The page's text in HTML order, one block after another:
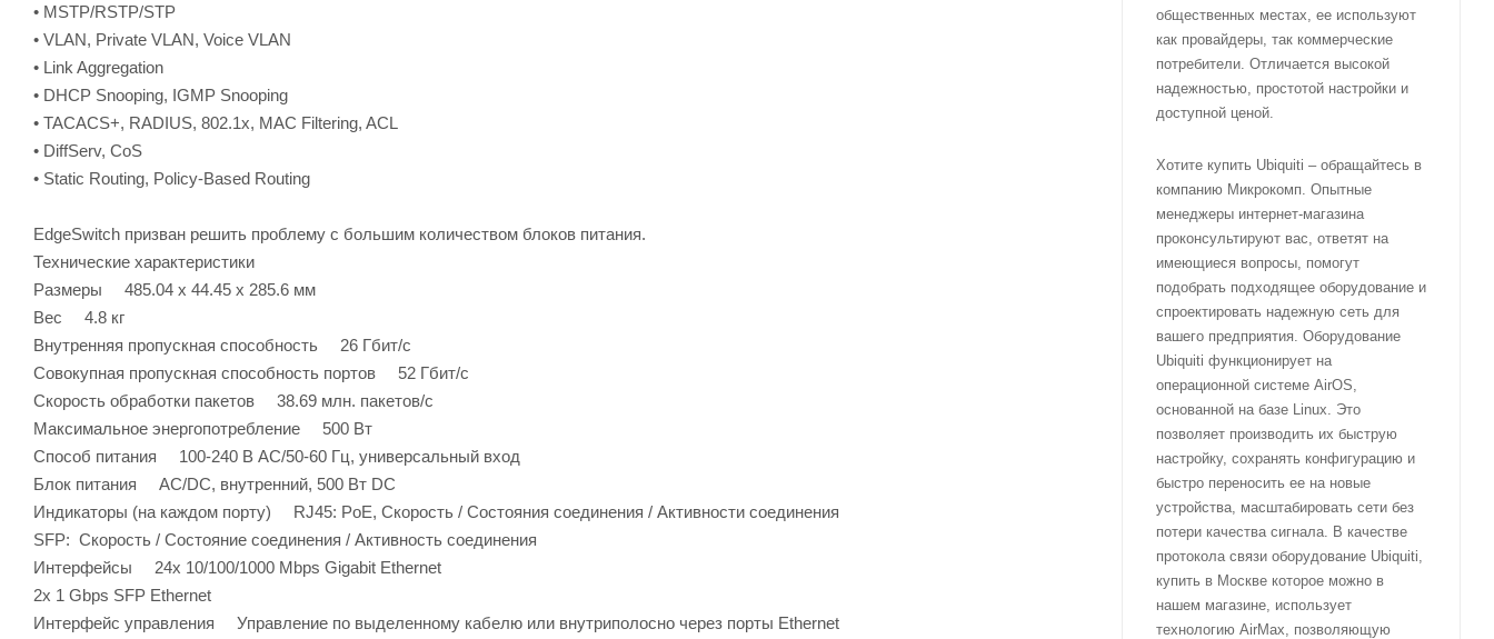
• MSTP/RSTP/STP
• VLAN, Private VLAN, Voice VLAN
• Link Aggregation
• DHCP Snooping, IGMP Snooping
• TACACS+, RADIUS, 802.1x, MAC Filtering, ACL
• DiffServ, CoS
• Static Routing, Policy-Based Routing
EdgeSwitch призван решить проблему с большим количеством блоков питания.
Технические характеристики
Размеры 485.04 x 44.45 x 285.6 мм
Вес 4.8 кг
Внутренняя пропускная способность 26 Гбит/c
Совокупная пропускная способность портов 52 Гбит/c
Скорость обработки пакетов 38.69 млн. пакетов/с
Максимальное энергопотребление 500 Вт
Способ питания 100‑240 В AC/50‑60 Гц, универсальный вход
Блок питания AC/DC, внутренний, 500 Вт DC
Индикаторы (на каждом порту) RJ45: PoE, Скорость / Состояния соединения / Активности соединения
SFP: Скорость / Состояние соединения / Активность соединения
Интерфейсы 24x 10/100/1000 Mbps Gigabit Ethernet
2x 1 Gbps SFP Ethernet
Интерфейс управления Управление по выделенному кабелю или внутриполосно через порты Ethernet
общественных местах, ее используют
как провайдеры, так коммерческие
потребители. Отличается высокой
надежностью, простотой настройки и
доступной ценой.
Хотите купить Ubiquiti – обращайтесь в
компанию Микрокомп. Опытные
менеджеры интернет-магазина
проконсультируют вас, ответят на
имеющиеся вопросы, помогут
подобрать подходящее оборудование и
спроектировать надежную сеть для
вашего предприятия. Оборудование
Ubiquiti функционирует на
операционной системе AirOS,
основанной на базе Linux. Это
позволяет производить их быструю
настройку, сохранять конфигурацию и
быстро переносить ее на новые
устройства, масштабировать сети без
потери качества сигнала. В качестве
протокола связи оборудование Ubiquiti,
купить в Москве которое можно в
нашем магазине, использует
технологию AirMax, позволяющую